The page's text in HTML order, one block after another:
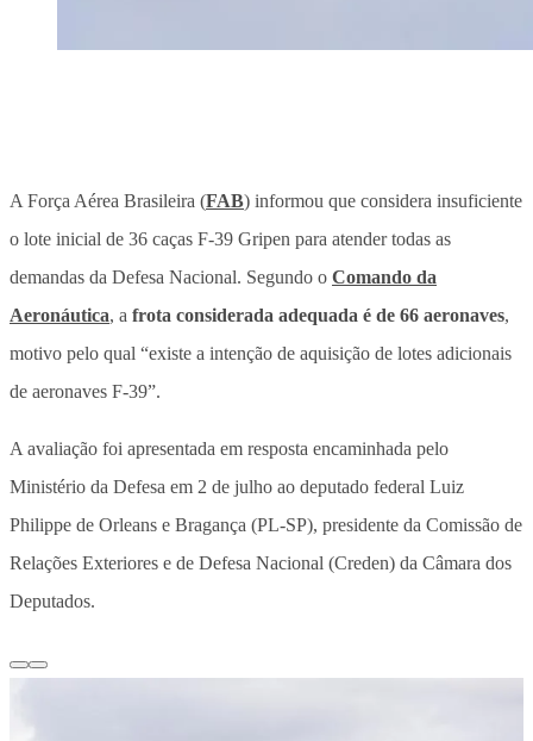
A Força Aérea Brasileira (FAB) informou que considera insuficiente
o lote inicial de 36 caças F-39 Gripen para atender todas as
demandas da Defesa Nacional. Segundo o Comando da
Aeronáutica, a frota considerada adequada é de 66 aeronaves,
motivo pelo qual “existe a intenção de aquisição de lotes adicionais
de aeronaves F-39”.
A avaliação foi apresentada em resposta encaminhada pelo
Ministério da Defesa em 2 de julho ao deputado federal Luiz
Philippe de Orleans e Bragança (PL-SP), presidente da Comissão de
Relações Exteriores e de Defesa Nacional (Creden) da Câmara dos
Deputados.